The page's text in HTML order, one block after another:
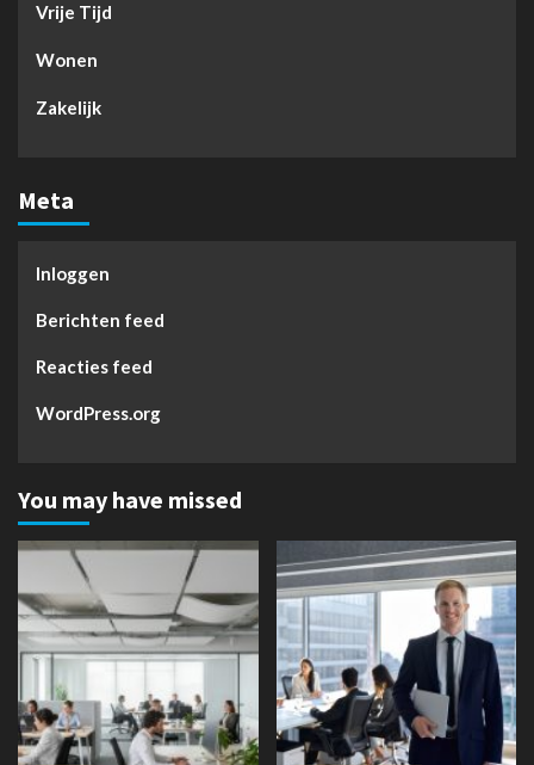
Vrije Tijd
Wonen
Zakelijk
Meta
Inloggen
Berichten feed
Reacties feed
WordPress.org
You may have missed